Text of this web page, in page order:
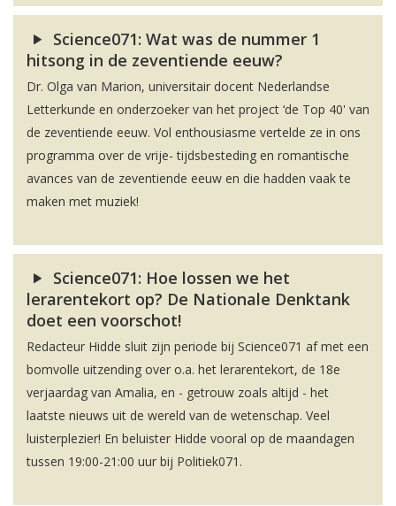
Science071: Wat was de nummer 1
hitsong in de zeventiende eeuw?
Dr. Olga van Marion, universitair docent Nederlandse
Letterkunde en onderzoeker van het project ‘de Top 40' van
de zeventiende eeuw. Vol enthousiasme vertelde ze in ons
programma over de vrije- tijdsbesteding en romantische
avances van de zeventiende eeuw en die hadden vaak te
maken met muziek!
Science071: Hoe lossen we het
lerarentekort op? De Nationale Denktank
doet een voorschot!
Redacteur Hidde sluit zijn periode bij Science071 af met een
bomvolle uitzending over o.a. het lerarentekort, de 18e
verjaardag van Amalia, en - getrouw zoals altijd - het
laatste nieuws uit de wereld van de wetenschap. Veel
luisterplezier! En beluister Hidde vooral op de maandagen
tussen 19:00-21:00 uur bij Politiek071.